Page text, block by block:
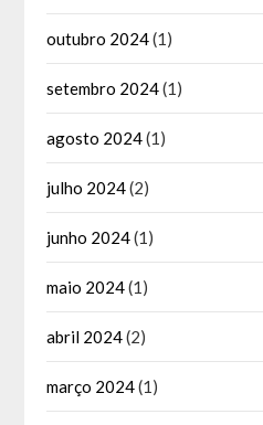
outubro 2024(1)
setembro 2024(1)
agosto 2024(1)
julho 2024(2)
junho 2024(1)
maio 2024(1)
abril 2024(2)
março 2024(1)